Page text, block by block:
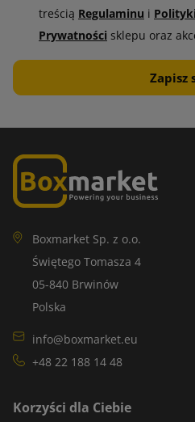
treścią Regulaminu i Polityki
Prywatności sklepu oraz
Boxmarket Sp. z o.o.
Świętego Tomasza 4
05-840 Brwinów
Polska
info@boxmarket.eu
+48 22 188 14 48
Korzyści dla Ciebie